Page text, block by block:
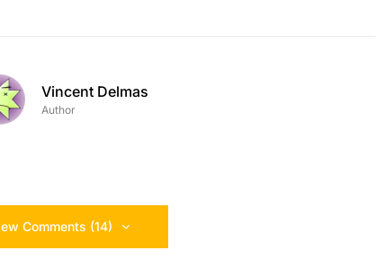
Vincent Delmas
Author
Comments (14)